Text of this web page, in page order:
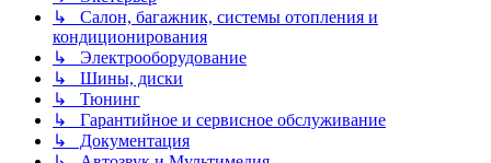
↳ Салон, багажник, системы отопления и
кондиционирования
↳ Электрооборудование
↳ Шины, диски
↳ Тюнинг
↳ Гарантийное и сервисное обслуживание
↳ Документация